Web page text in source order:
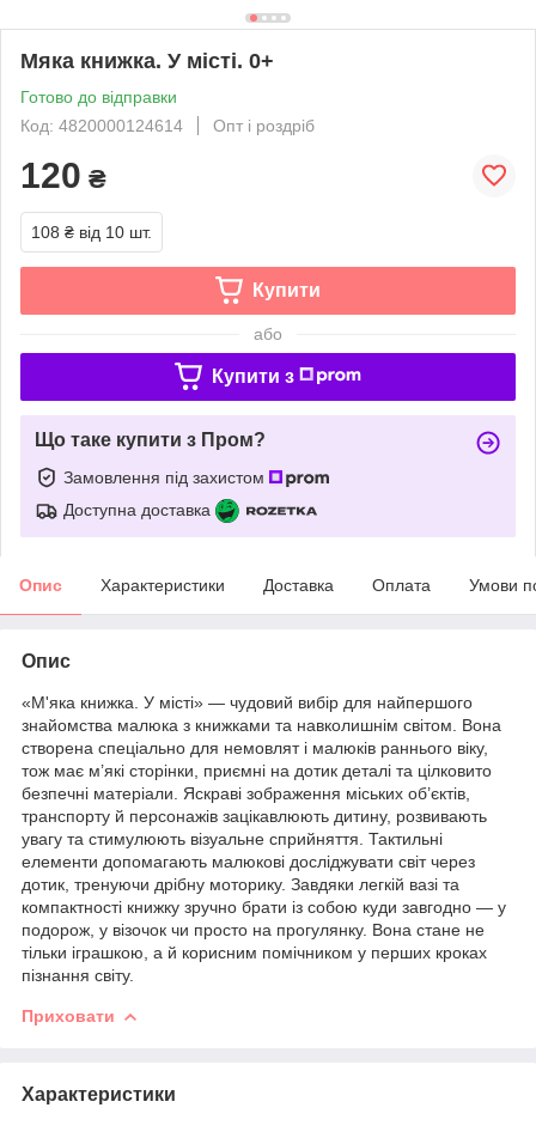
Мяка книжка. У місті. 0+
Готово до відправки
Код: 4820000124614
Опт і роздріб
120 ₴
108 ₴ від 10 шт.
Купити
або
Купити з
Що таке купити з Пром?
Замовлення під захистом
Доступна доставка
Опис Характеристики Доставка Оплата Умови
Опис
«М'яка книжка. У місті» — чудовий вибір для найпершого
знайомства малюка з книжками та навколишнім світом. Вона
створена спеціально для немовлят і малюків раннього віку,
тож має м’які сторінки, приємні на дотик деталі та цілковито
безпечні матеріали. Яскраві зображення міських об’єктів,
транспорту й персонажів зацікавлюють дитину, розвивають
увагу та стимулюють візуальне сприйняття. Тактильні
елементи допомагають малюкові досліджувати світ через
дотик, тренуючи дрібну моторику. Завдяки легкій вазі та
компактності книжку зручно брати із собою куди завгодно — у
подорож, у візочок чи просто на прогулянку. Вона стане не
тільки іграшкою, а й корисним помічником у перших кроках
пізнання світу.
Приховати
Характеристики